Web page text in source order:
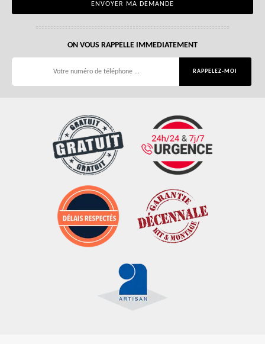
ON VOUS RAPPELLE IMMEDIATEMENT